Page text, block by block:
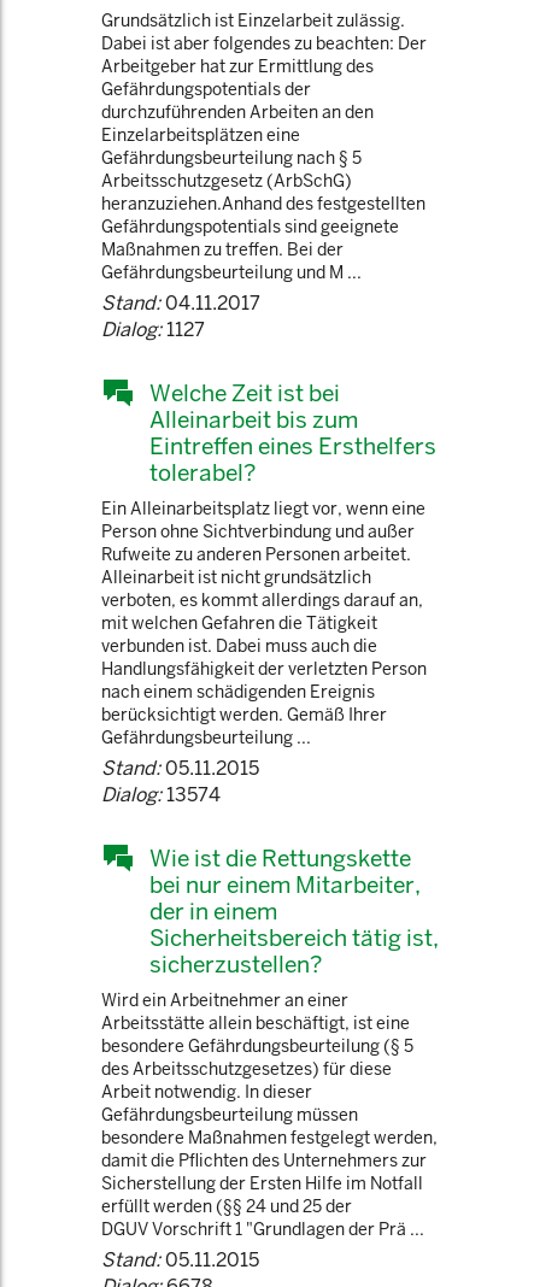
Grundsätzlich ist Einzelarbeit zulässig.
Dabei ist aber folgendes zu beachten: Der
Arbeitgeber hat zur Ermittlung des
Gefährdungspotentials der
durchzuführenden Arbeiten an den
Einzelarbeitsplätzen eine
Gefährdungsbeurteilung nach § 5
Arbeitsschutzgesetz (ArbSchG)
heranzuziehen.Anhand des festgestellten
Gefährdungspotentials sind geeignete
Maßnahmen zu treffen. Bei der
Gefährdungsbeurteilung und M ...
Stand:04.11.2017
Dialog:1127
Welche Zeit ist bei
Alleinarbeit bis zum
Eintreffen eines Ersthelfers
tolerabel?
Ein Alleinarbeitsplatz liegt vor, wenn eine
Person ohne Sichtverbindung und außer
Rufweite zu anderen Personen arbeitet.
Alleinarbeit ist nicht grundsätzlich
verboten, es kommt allerdings darauf an,
mit welchen Gefahren die Tätigkeit
verbunden ist. Dabei muss auch die
Handlungsfähigkeit der verletzten Person
nach einem schädigenden Ereignis
berücksichtigt werden. Gemäß Ihrer
Gefährdungsbeurteilung ...
Stand:05.11.2015
Dialog:13574
Wie ist die Rettungskette
bei nur einem Mitarbeiter,
der in einem
Sicherheitsbereich tätig ist,
sicherzustellen?
Wird ein Arbeitnehmer an einer
Arbeitsstätte allein beschäftigt, ist eine
besondere Gefährdungsbeurteilung (§ 5
des Arbeitsschutzgesetzes) für diese
Arbeit notwendig. In dieser
Gefährdungsbeurteilung müssen
besondere Maßnahmen festgelegt werden,
damit die Pflichten des Unternehmers zur
Sicherstellung der Ersten Hilfe im Notfall
erfüllt werden (§§ 24 und 25 der
DGUV Vorschrift 1 "Grundlagen der Prä ...
Stand:05.11.2015